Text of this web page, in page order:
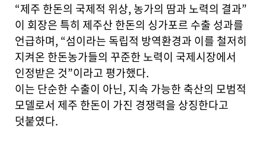
“제주 한돈의 국제적 위상, 농가의 땀과 노력의 결과”
이 회장은 특히 제주산 한돈의 싱가포르 수출 성과를
언급하며, “섬이라는 독립적 방역환경과 이를 철저히
지켜온 한돈농가들의 꾸준한 노력이 국제시장에서
인정받은 것”이라고 평가했다.
이는 단순한 수출이 아닌, 지속 가능한 축산의 모범적
모델로서 제주 한돈이 가진 경쟁력을 상징한다고
덧붙였다.